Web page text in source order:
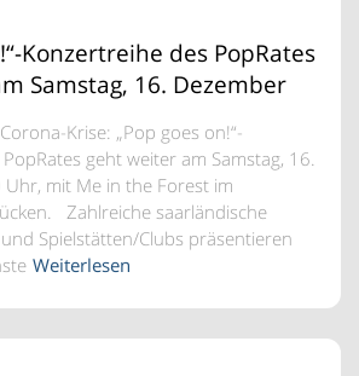
Konzertreihe des PopRates
Samstag, 16. Dezember
Krise: „Pop goes on!“-
geht weiter am Samstag, 16.
mit Me in the Forest im
Zahlreiche saarländische
Spielstätten/Clubs präsentieren
Weiterlesen